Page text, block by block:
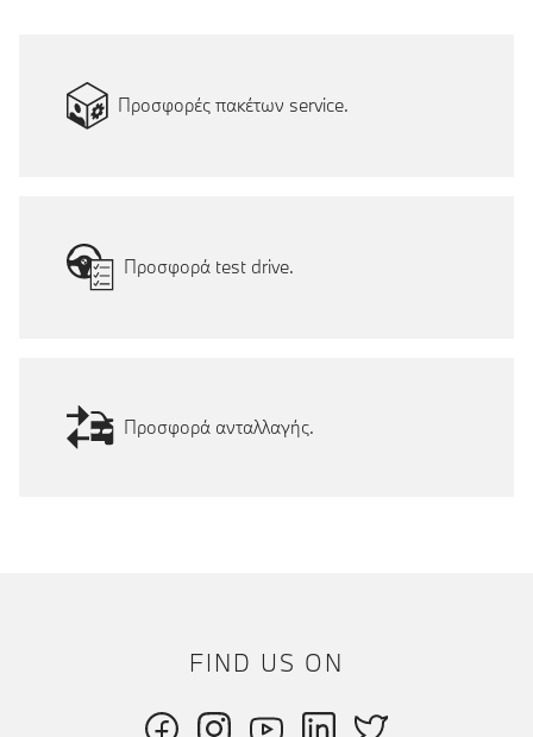
Προσφορές πακέτων service.
Προσφορά test drive.
Προσφορά ανταλλαγής.
FIND US ON